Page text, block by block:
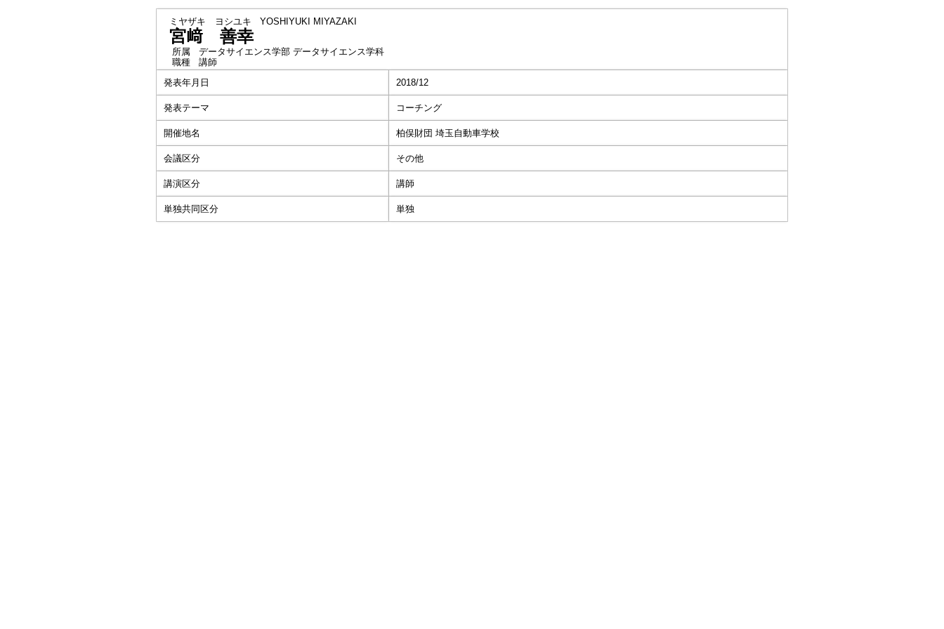
ミヤザキ ヨシユキ YOSHIYUKI MIYAZAKI
宮﨑 善幸
所属
データサイエンス学部 データサイエンス学科
職種
講師
発表年月日
2018/12
発表テーマ コーチング
開催地名 柏俣財団 埼玉自動車学校
会議区分 その他
講演区分 講師
単独共同区分 単独